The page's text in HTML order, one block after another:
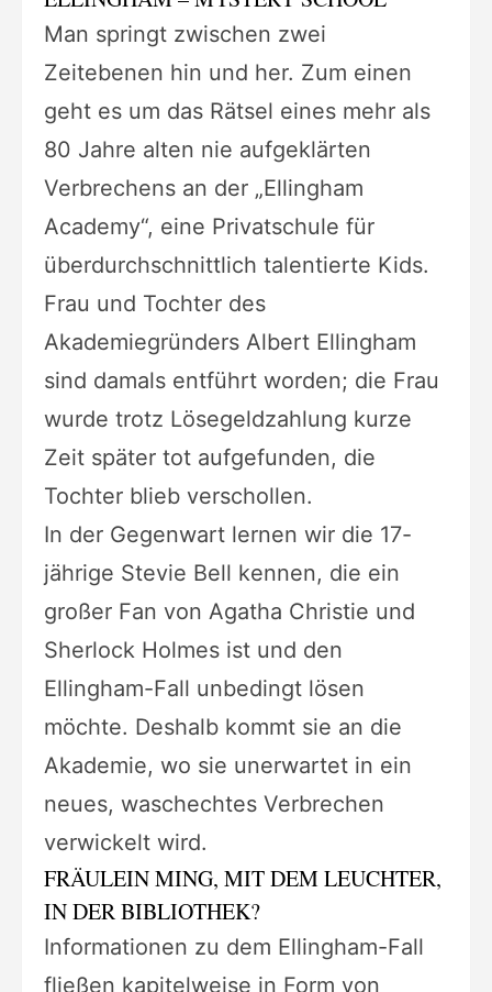
Man springt zwischen zwei
Zeitebenen hin und her. Zum einen
geht es um das Rätsel eines mehr als
80 Jahre alten nie aufgeklärten
Verbrechens an der „Ellingham
Academy“, eine Privatschule für
überdurchschnittlich talentierte Kids.
Frau und Tochter des
Akademiegründers Albert Ellingham
sind damals entführt worden; die Frau
wurde trotz Lösegeldzahlung kurze
Zeit später tot aufgefunden, die
Tochter blieb verschollen.
In der Gegenwart lernen wir die 17-
jährige Stevie Bell kennen, die ein
großer Fan von Agatha Christie und
Sherlock Holmes ist und den
Ellingham-Fall unbedingt lösen
möchte. Deshalb kommt sie an die
Akademie, wo sie unerwartet in ein
neues, waschechtes Verbrechen
verwickelt wird.
FRÄULEIN MING, MIT DEM LEUCHTER,
IN DER BIBLIOTHEK?
Informationen zu dem Ellingham-Fall
fließen kapitelweise in Form von